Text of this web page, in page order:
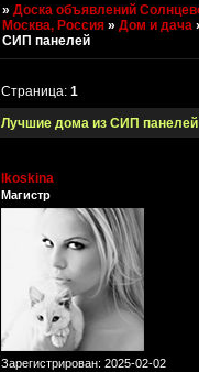
»Доска объявлений
Москва, Россия »Дом и дача
СИП панелей
Лучшие дома из СИП панелей
Страница:1
lkoskina
Магистр
Зарегистрирован: 2025-02-02